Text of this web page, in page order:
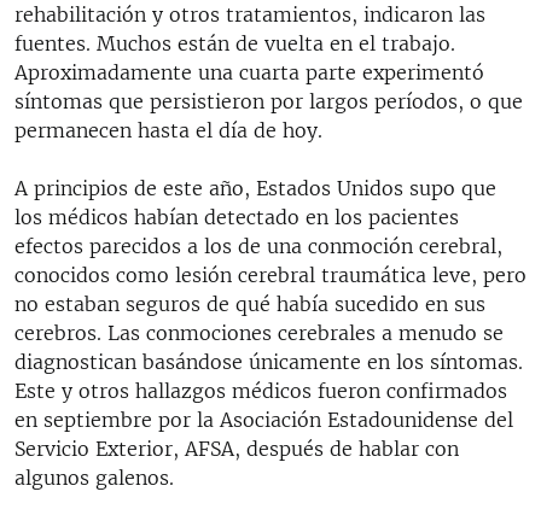
rehabilitación y otros tratamientos, indicaron las
fuentes. Muchos están de vuelta en el trabajo.
Aproximadamente una cuarta parte experimentó
síntomas que persistieron por largos períodos, o que
permanecen hasta el día de hoy.
A principios de este año, Estados Unidos supo que
los médicos habían detectado en los pacientes
efectos parecidos a los de una conmoción cerebral,
conocidos como lesión cerebral traumática leve, pero
no estaban seguros de qué había sucedido en sus
cerebros. Las conmociones cerebrales a menudo se
diagnostican basándose únicamente en los síntomas.
Este y otros hallazgos médicos fueron confirmados
en septiembre por la Asociación Estadounidense del
Servicio Exterior, AFSA, después de hablar con
algunos galenos.